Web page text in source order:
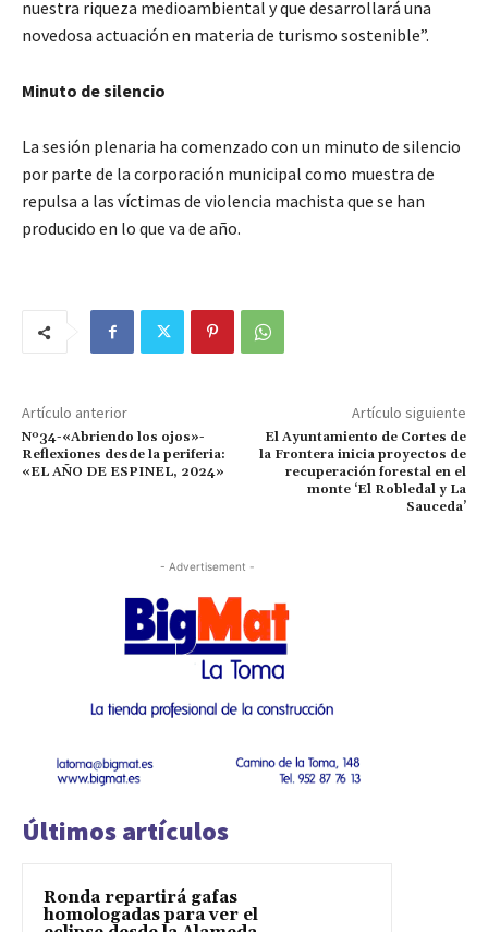
nuestra riqueza medioambiental y que desarrollará una
novedosa actuación en materia de turismo sostenible”.
Minuto de silencio
La sesión plenaria ha comenzado con un minuto de silencio
por parte de la corporación municipal como muestra de
repulsa a las víctimas de violencia machista que se han
producido en lo que va de año.
Artículo anterior
Nº34-«Abriendo los ojos»-
Reflexiones desde la periferia:
«EL AÑO DE ESPINEL, 2024»
Artículo siguiente
El Ayuntamiento de Cortes de
la Frontera inicia proyectos de
recuperación forestal en el
monte ‘El Robledal y La
Sauceda’
- Advertisement -
Últimos artículos
Ronda repartirá gafas
homologadas para ver el